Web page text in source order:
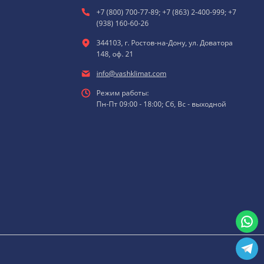
+7 (800) 700-77-89; +7 (863) 2-400-999; +7
(938) 160-60-26
344103, г. Ростов-на-Дону, ул. Доватора
148, оф. 21
info@vashklimat.com
Режим работы:
Пн-Пт 09:00 - 18:00; Сб, Вс - выходной